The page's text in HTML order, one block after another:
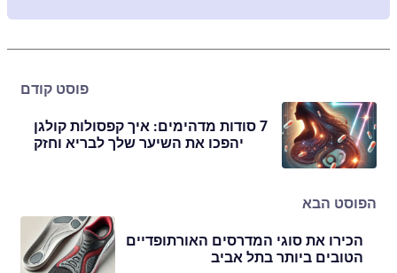
פוסט קודם
7 סודות מדהימים: איך קפסולות קולגן
יהפכו את השיער שלך לבריא וחזק
הפוסט הבא
הכירו את סוגי המדרסים האורתופדיים
הטובים ביותר בתל אביב